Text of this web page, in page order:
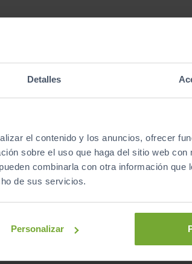
Detalles
el contenido y los anuncios, ofrecer
sobre el uso que haga del sitio web con
combinarla con otra información que
de sus servicios.
Personalizar